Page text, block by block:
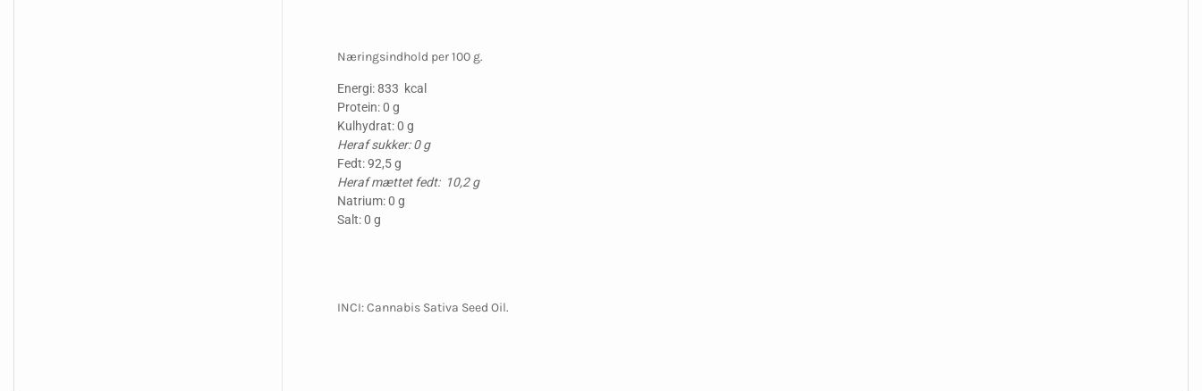
Næringsindhold per 100 g.
Energi: 833 kcal
Protein: 0 g
Kulhydrat: 0 g
Heraf sukker: 0 g
Fedt: 92,5 g
Heraf mættet fedt: 10,2 g
Natrium: 0 g
Salt: 0 g
INCI: Cannabis Sativa Seed Oil.